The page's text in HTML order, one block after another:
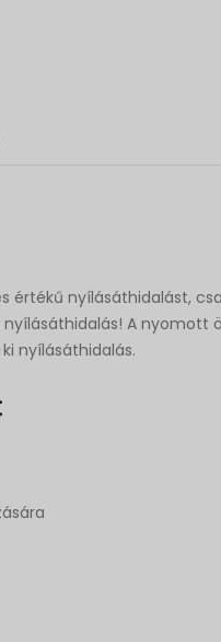
értékű nyílásáthidalást,
A nyomott
nyílásáthidalás.